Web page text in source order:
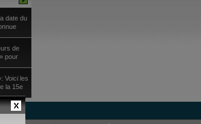
date du
de
pour
Voici les
la 15e